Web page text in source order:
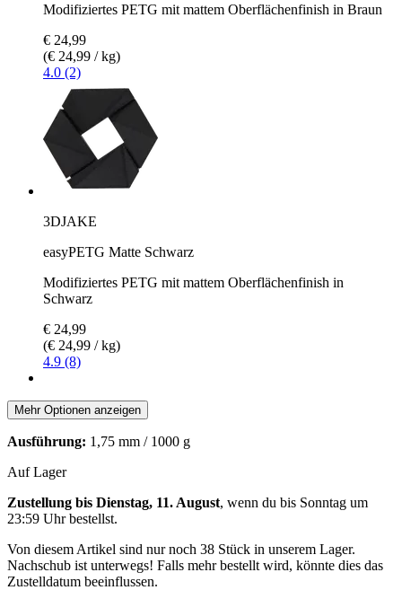
Modifiziertes PETG mit mattem Oberflächenfinish in Braun
€ 24,99
(€ 24,99 / kg)
4.0 (2)
3DJAKE
easyPETG Matte Schwarz
Modifiziertes PETG mit mattem Oberflächenfinish in
Schwarz
€ 24,99
(€ 24,99 / kg)
4.9 (8)
Mehr Optionen anzeigen
Ausführung: 1,75 mm / 1000 g
Auf Lager
Zustellung bis Dienstag, 11. August, wenn du bis Sonntag um
23:59 Uhrbestellst.
Von diesem Artikel sind nur noch 38 Stück in unserem Lager.
Nachschub ist unterwegs! Falls mehr bestellt wird, könnte dies das
Zustelldatum beeinflussen.